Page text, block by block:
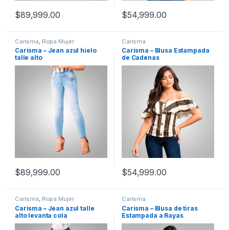
$89,999.00 $54,999.00
Carisma Ropa Mujer
Carisma – Jean azul hielo
talle alto
$89,999.00
Carisma
Carisma – Blusa Estampada
de Cadenas
$54,999.00
Carisma, Ropa Mujer
Carisma – Jean azul talle
alto levanta cola
Carisma
Carisma – Blusa de tiras
Estampada a Rayas